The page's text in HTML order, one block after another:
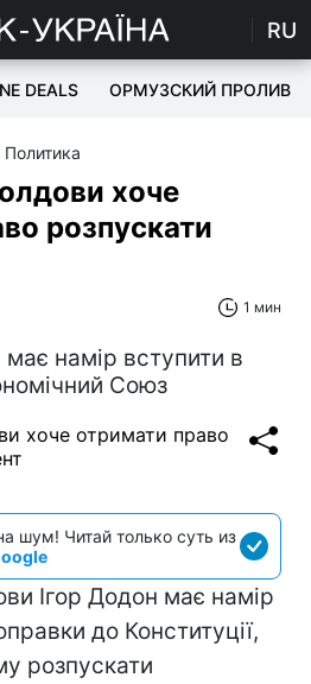
RU
DEALS ОРМУЗСКИЙ ПРОЛИВ
Политика
хоче
розпускати
1 мин
намір вступити в
Союз
шум! Читай только суть из
Ігор Додон має намір
до Конституції,
розпускати